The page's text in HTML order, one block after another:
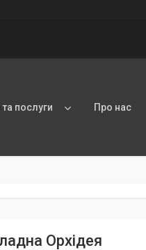
послуги Про нас
Орхідея